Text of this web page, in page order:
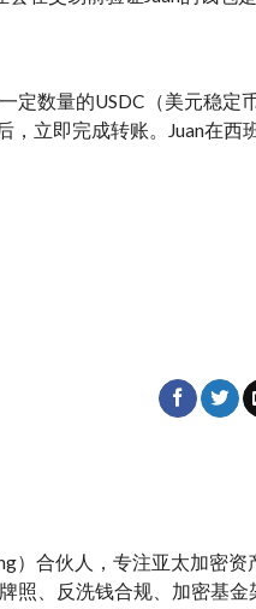
定数量的USDC（美元稳定
，立即完成转账。Juan在
）合伙人，专注亚太加密
照、反洗钱合规、加密基